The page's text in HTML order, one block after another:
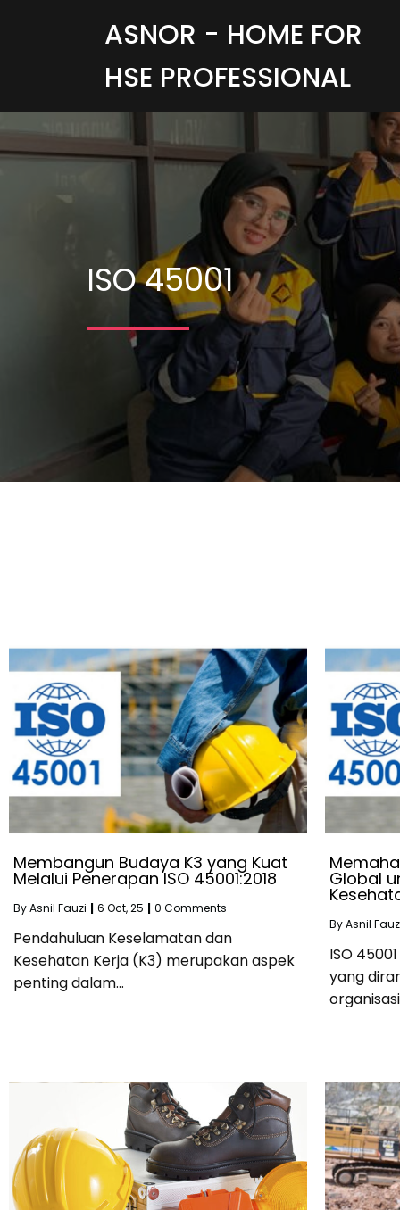
ASNOR - HOME FOR
HSE PROFESSIONAL
ISO 45001
Membangun Budaya K3 yang Kuat
Melalui Penerapan ISO 45001:2018
ByAsnil Fauzi | 6 Oct, 25 | 0 Comments
Pendahuluan Keselamatan dan
Kesehatan Kerja (K3) merupakan aspek
penting dalam…
Global
ByAsnil
ISO
yang